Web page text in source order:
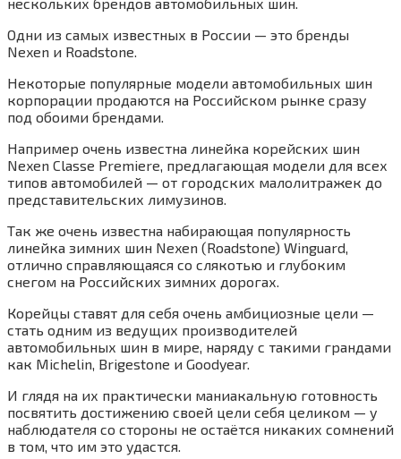
Одни из самых известных в России — это бренды
Nexen и Roadstone.
Некоторые популярные модели автомобильных шин
корпорации продаются на Российском рынке сразу
под обоими брендами.
Например очень известна линейка корейских шин
Nexen Classe Premiere, предлагающая модели для всех
типов автомобилей — от городских малолитражек до
представительских лимузинов.
Так же очень известна набирающая популярность
линейка зимних шин Nexen (Roadstone) Winguard,
отлично справляющаяся со слякотью и глубоким
снегом на Российских зимних дорогах.
Корейцы ставят для себя очень амбициозные цели —
стать одним из ведущих производителей
автомобильных шин в мире, наряду с такими грандами
как Michelin, Brigestone и Goodyear.
И глядя на их практически маниакальную готовность
посвятить достижению своей цели себя целиком — у
наблюдателя со стороны не остаётся никаких сомнений
в том, что им это удастся.